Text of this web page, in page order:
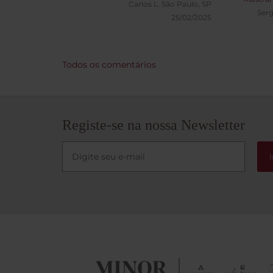
Carlos L. São Paulo, SP
25/02/2025
Todos os comentários
Registe-se na nossa Newsletter